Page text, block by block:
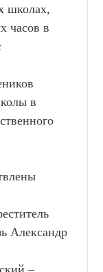
школах,
часов в
в
Александр
–